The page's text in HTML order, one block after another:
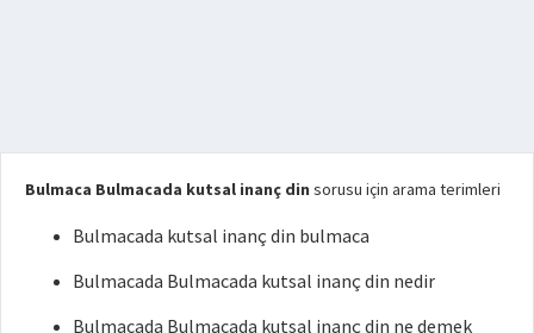
Bulmaca Bulmacada kutsal inanç din sorusu için arama terimleri
Bulmacada kutsal inanç din bulmaca
Bulmacada Bulmacada kutsal inanç din nedir
Bulmacada Bulmacada kutsal inanç din ne demek